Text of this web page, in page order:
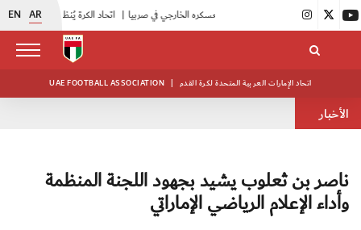
EN AR اتحاد الكرة يُنظم ورشة عمل للمراقبين المعتمدين | |
UAE FOOTBALL ASSOCIATION | اتحاد الإمارات العربية المتحدة لكرة القدم
الأخبار
ناصر بن ثعلوب يشيد بجهود اللجنة المنظمة
وأداء الإعلام الرياضي الإماراتي